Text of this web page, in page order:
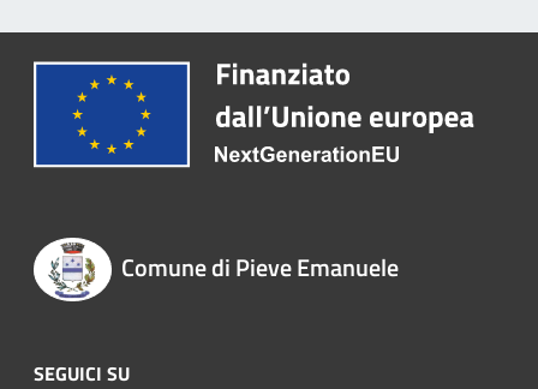
Comune di Pieve Emanuele
SEGUICI SU